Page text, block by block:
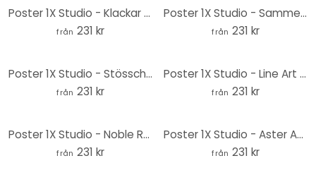
Poster 1X Studio - Klackar - Runda
från 231 kr
Poster 1X Studio - Sammetspumps - Rund
från 231 kr
Poster 1X Studio - Stösschen - Rund
från 231 kr
Poster 1X Studio - Line Art Floral - Minimalistiska blommor - Rund
från 231 kr
Poster 1X Studio - Noble Rose - Rund
från 231 kr
Poster 1X Studio - Aster Aprikos - Rund
från 231 kr